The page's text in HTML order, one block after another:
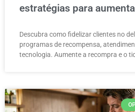
estratégias para
Descubra como fidelizar clientes no
programas de recompensa,
tecnologia. Aumente a recompra e o